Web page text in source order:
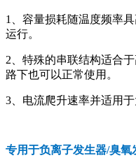
1、容量损耗随温度频率
运行。
2、特殊的串联结构适合
路下也可以正常使用。
3、电流爬升速率并适用
专用于负离子发生器/臭氧